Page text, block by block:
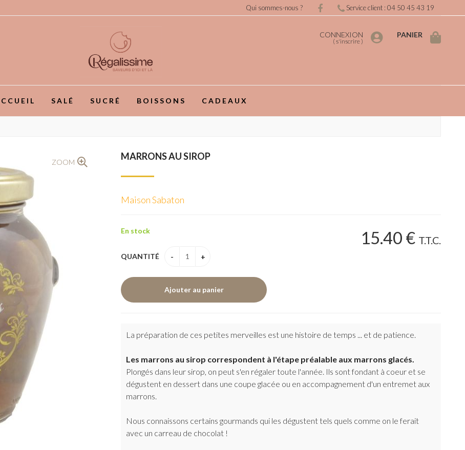
CONNEXION
( s'inscrire )
PANIER
SALÉ SUCRÉ BOISSONS CADEAUX
ZOOM
MARRONS AU SIROP
Maison Sabaton
15.40 € T.T.C.
En stock
QUANTITÉ
La préparation de ces petites merveilles est une histoire de temps ... et de patience.
Les marrons au sirop correspondent à l'étape préalable aux marrons glacés.
Plongés dans leur sirop, on peut s'en régaler toute l'année. Ils sont fondant à coeur et se
dégustent en dessert dans une coupe glacée ou en accompagnement d'un entremet aux
marrons.
Nous connaissons certains gourmands qui les dégustent tels quels comme on le ferait
avec un carreau de chocolat !
Qui sommes-nous ? Service client : 04 50 45 43 19